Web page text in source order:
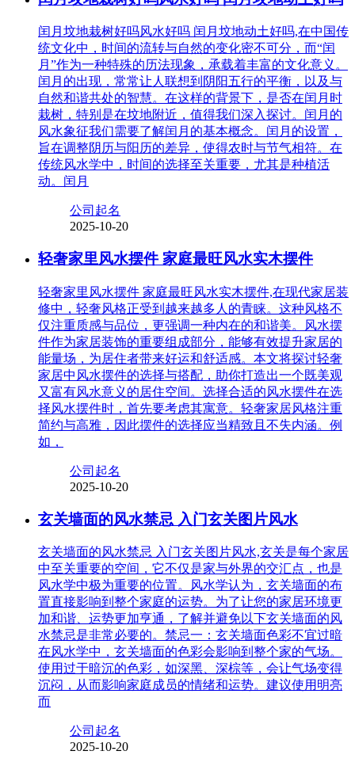
闰月坟地栽树好吗风水好吗 闰月坟地动土好吗,在中国传
统文化中，时间的流转与自然的变化密不可分，而“闰
月”作为一种特殊的历法现象，承载着丰富的文化意义。
闰月的出现，常常让人联想到阴阳五行的平衡，以及与
自然和谐共处的智慧。在这样的背景下，是否在闰月时
栽树，特别是在坟地附近，值得我们深入探讨。闰月的
风水象征我们需要了解闰月的基本概念。闰月的设置，
旨在调整阴历与阳历的差异，使得农时与节气相符。在
传统风水学中，时间的选择至关重要，尤其是种植活
动。闰月
公司起名
2025-10-20
轻奢家里风水摆件 家庭最旺风水实木摆件
轻奢家里风水摆件 家庭最旺风水实木摆件,在现代家居装
修中，轻奢风格正受到越来越多人的青睐。这种风格不
仅注重质感与品位，更强调一种内在的和谐美。风水摆
件作为家居装饰的重要组成部分，能够有效提升家居的
能量场，为居住者带来好运和舒适感。本文将探讨轻奢
家居中风水摆件的选择与搭配，助你打造出一个既美观
又富有风水意义的居住空间。选择合适的风水摆件在选
择风水摆件时，首先要考虑其寓意。轻奢家居风格注重
简约与高雅，因此摆件的选择应当精致且不失内涵。例
如，
公司起名
2025-10-20
玄关墙面的风水禁忌 入门玄关图片风水
玄关墙面的风水禁忌 入门玄关图片风水,玄关是每个家居
中至关重要的空间，它不仅是家与外界的交汇点，也是
风水学中极为重要的位置。风水学认为，玄关墙面的布
置直接影响到整个家庭的运势。为了让您的家居环境更
加和谐、运势更加亨通，了解并避免以下玄关墙面的风
水禁忌是非常必要的。禁忌一：玄关墙面色彩不宜过暗
在风水学中，玄关墙面的色彩会影响到整个家的气场。
使用过于暗沉的色彩，如深黑、深棕等，会让气场变得
沉闷，从而影响家庭成员的情绪和运势。建议使用明亮
而
公司起名
2025-10-20